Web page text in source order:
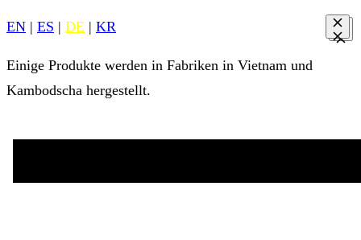
EN | ES | DE | KR
Einige Produkte werden in Fabriken in Vietnam und
Kambodscha hergestellt.